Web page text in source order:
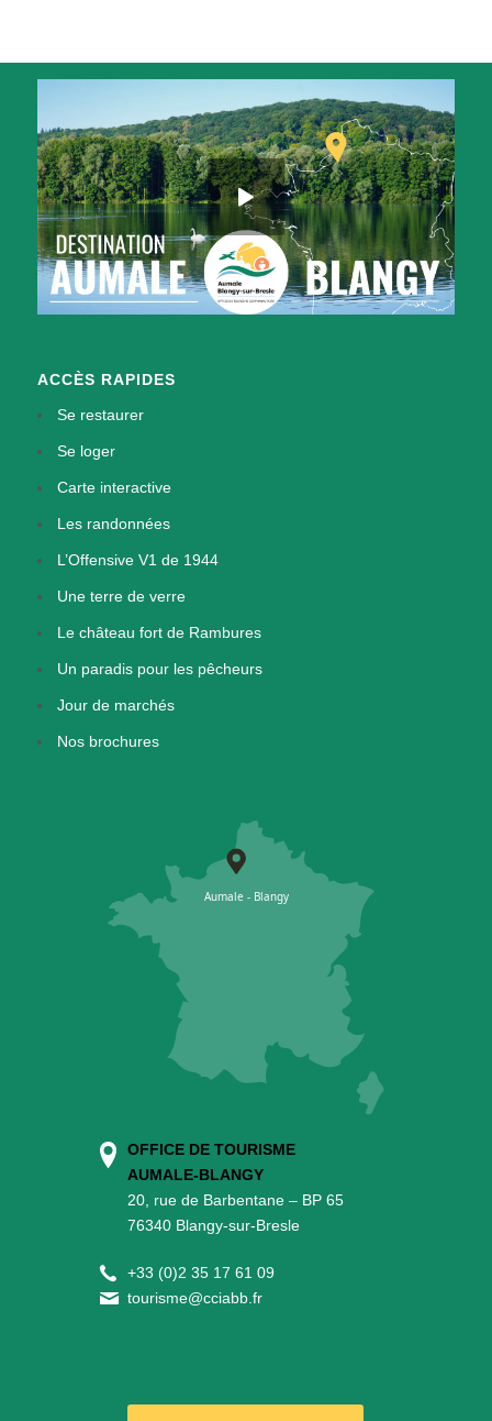
ACCÈS RAPIDES
Se restaurer
Se loger
Carte interactive
Les randonnées
L’Offensive V1 de 1944
Une terre de verre
Le château fort de Rambures
Un paradis pour les pêcheurs
Jour de marchés
Nos brochures
OFFICE DE TOURISME
AUMALE-BLANGY
20, rue de Barbentane – BP 65
76340 Blangy-sur-Bresle
+33 (0)2 35 17 61 09
tourisme@cciabb.fr